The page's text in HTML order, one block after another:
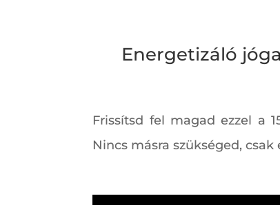
Energetizáló
Frissítsd fel magad ezzel a
Nincs másra szükséged,